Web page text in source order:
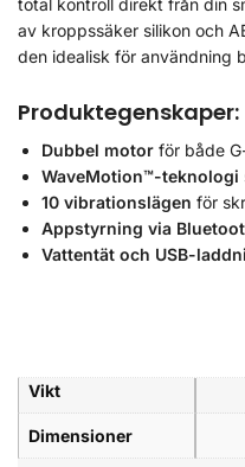
total kontroll direkt från din
av kroppssäker silikon och
den idealisk för användning
Produktegenskaper:
Dubbel motor för både
WaveMotion™-teknologi
10 vibrationslägen för
Appstyrning via
Vattentät och USB-
Vikt
Dimensioner